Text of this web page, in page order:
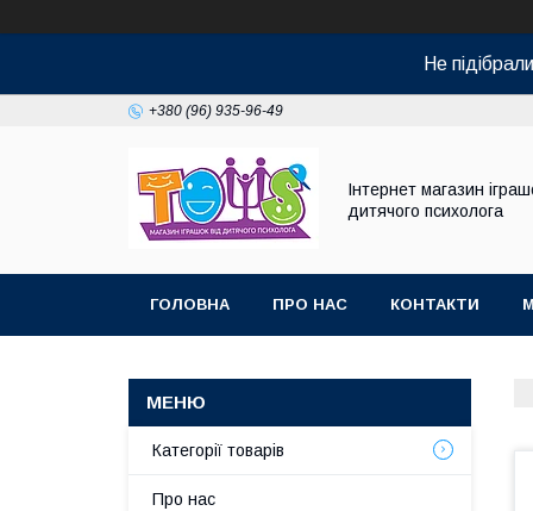
Не
+380 (96) 935-96-49
Інтернет магазин
дитячого психолога
ГОЛОВНА ПРО НАС КОНТАКТИ
Категорії товарів
Про нас